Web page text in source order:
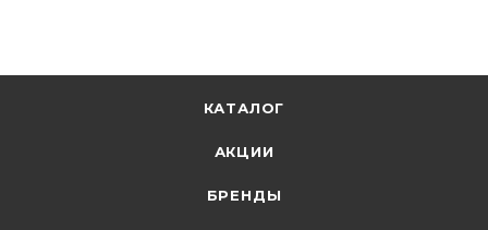
КАТАЛОГ
АКЦИИ
БРЕНДЫ